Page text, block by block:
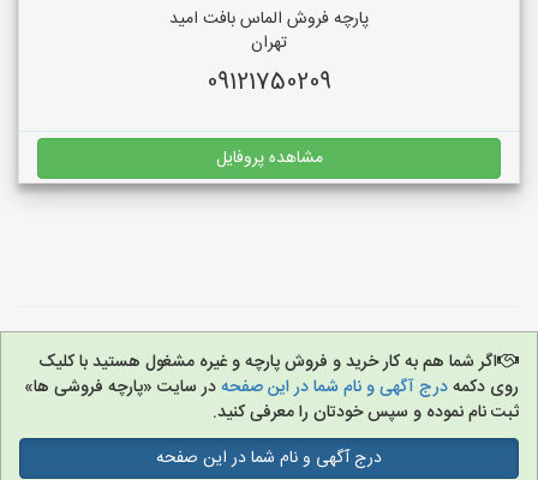
پارچه فروش الماس بافت امید
تهران
09121750209
مشاهده پروفایل
اگر شما هم به کار خرید و فروش پارچه و غیره مشغول هستید با کلیک
روی دکمهدرج آگهی و نام شما در این صفحهدر سایت «پارچه فروشی ها»
ثبت نام نموده و سپس خودتان را معرفی کنید.
درج آگهی و نام شما در این صفحه